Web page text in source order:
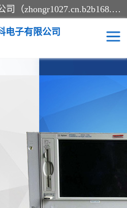
深圳中瑞仪科电子有限公司（zhongr1027.cn.b2b168.com）主要从事回收二手仪器，工厂仪器，回收示波器，KeysightE4980A，FLUKE754，MT8852B，IFR3920，Agilent N4010A，MT8852B等业务，全国统一热线：13570873835。深圳中瑞仪科电子有限公司整批或单出，专业评估高价回收工厂闲置仪器。
电子有限公司
频谱分析仪
综合测试仪
网络分析仪